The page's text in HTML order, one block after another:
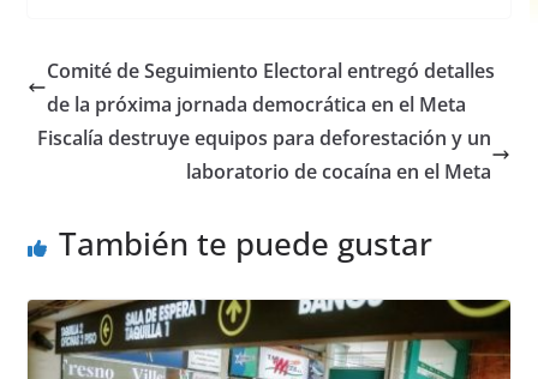
e
b
o
s
A
p
e
n
g
er
e
Comité de Seguimiento Electoral entregó detalles
de la próxima jornada democrática en el Meta
Fiscalía destruye equipos para deforestación y un
laboratorio de cocaína en el Meta
También te puede gustar